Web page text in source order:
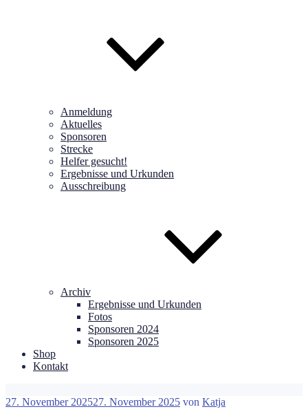
Anmeldung
Aktuelles
Sponsoren
Strecke
Helfer gesucht!
Ergebnisse und Urkunden
Ausschreibung
Archiv
Ergebnisse und Urkunden
Fotos
Sponsoren 2024
Sponsoren 2025
Shop
Kontakt
Veröffentlicht
27. November 202527. November 2025 von Katja